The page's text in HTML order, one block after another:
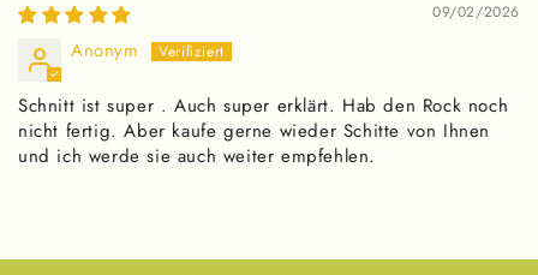
09/02/2026
Anonym
Schnitt ist super . Auch super erklärt. Hab den Rock noch
nicht fertig. Aber kaufe gerne wieder Schitte von Ihnen
und ich werde sie auch weiter empfehlen.